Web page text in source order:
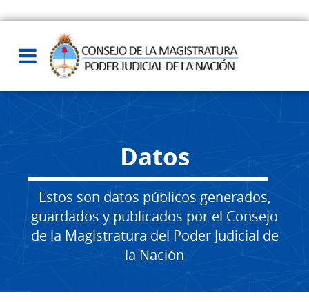
Datos
Estos son datos públicos generados,
guardados y publicados por el Consejo
de la Magistratura del Poder Judicial de
la Nación